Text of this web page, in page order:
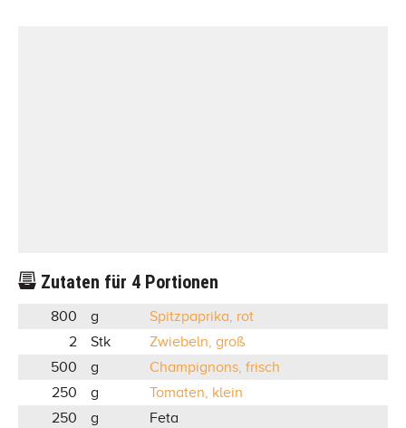
Zutaten für 4 Portionen
800 g
Spitzpaprika, rot
2
Stk
Zwiebeln, groß
500
g
Champignons, frisch
250
g
Tomaten, klein
250
g
Feta